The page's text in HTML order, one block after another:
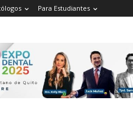
Para Estudiantes